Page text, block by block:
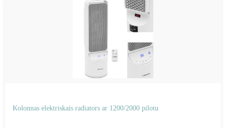
Kolonnas elektriskais radiators ar 1200/2000 pilotu